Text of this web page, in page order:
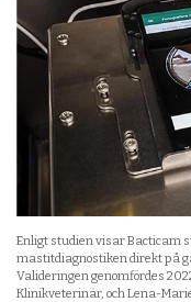
Enligt studien visar Bacticam
mastitdiagnostiken direkt på
Valideringen genomfördes
Klinikveterinär, och Lena-